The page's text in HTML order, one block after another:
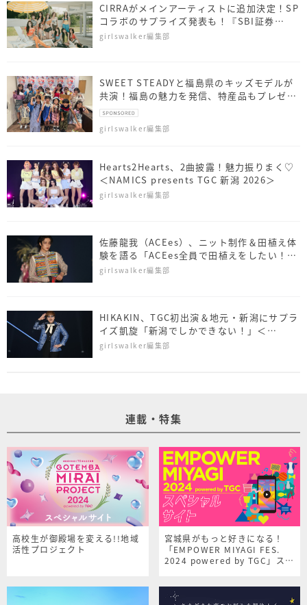
CIRRAがメインアーティストに追加決定！SP
コラボのサプライズ発表も！『SBI証券
presents TGC 北九州 2026』
girlswalker編集部
SWEET STEADYと福島県のキッズモデルが
共演！福島の魅力を発信、特産品もプレゼン
ト
girlswalker編集部
Hearts2Hearts、2曲披露！魅力振りまく♡
＜NAMICS presents TGC 新潟 2026＞
girlswalker編集部
佐藤⿓我（ACEes）、ニット制作＆田植え体
験を語る「ACEes全員で田植えをしたい！」
＜NAMICS presents TGC 新潟 2026＞
girlswalker編集部
HIKAKIN、TGC初出演＆地元・新潟にサプラ
イズ凱旋「新潟でしかできない！」＜
NAMICS presents TGC 新潟 2026＞
girlswalker編集部
連載・特集
高校生が御殿場を変える!!地域
活性プロジェクト
宮城県がもっと好きになる！
「EMPOWER MIYAGI FES.
2024 powered by TGC」スペ